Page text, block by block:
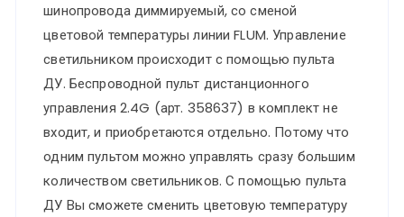
сменой
цв.температуры
IP20
LED
3000~6500К
24W
48V
FLUM
шинопровода диммируемый, со сменой
цветовой температуры линии FLUM. Управление
светильником происходит с помощью пульта
ДУ. Беспроводной пульт дистанционного
управления 2.4G (арт. 358637) в комплект не
входит, и приобретаются отдельно. Потому что
одним пультом можно управлять сразу большим
количеством светильников. С помощью пульта
ДУ Вы сможете сменить цветовую температуру